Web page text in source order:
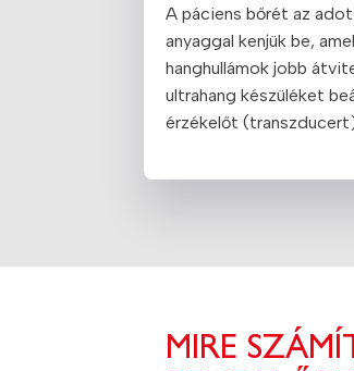
A páciens bőrét az
anyaggal kenjük be,
hanghullámok jobb
ultrahang készüléket
érzékelőt
MIRE